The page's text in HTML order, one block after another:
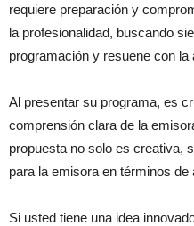
requiere preparación y
la profesionalidad, buscando
programación y resuene con la
Al presentar su programa, es
comprensión clara de la
propuesta no solo es creativa,
para la emisora en términos de
Si usted tiene una idea